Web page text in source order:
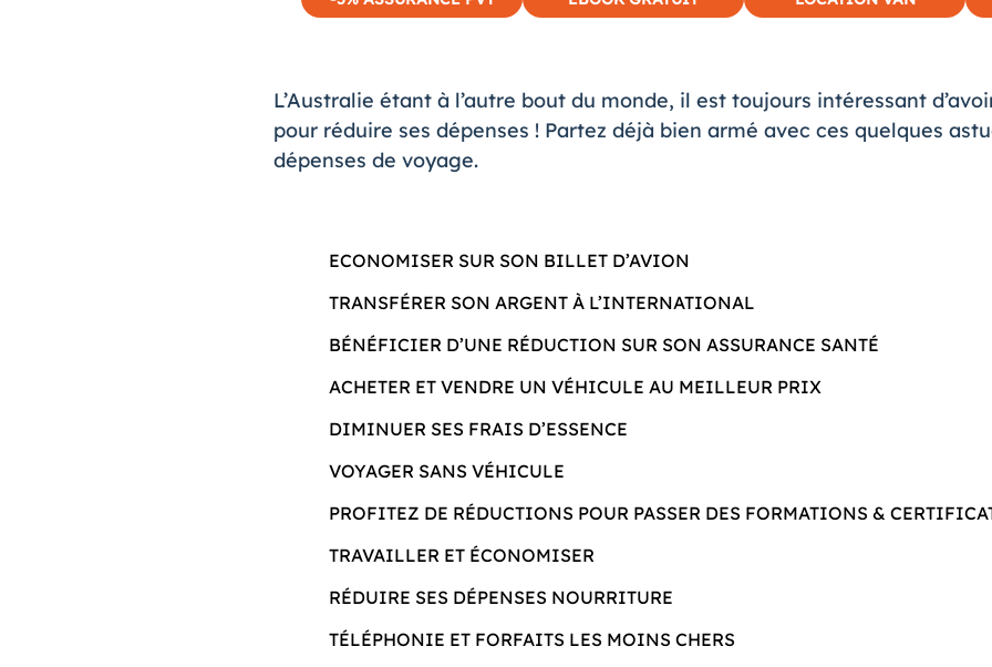
L’Australie étant à l’autre bout du monde, il est toujours intéressant
pour réduire ses dépenses ! Partez déjà bien armé avec ces quelques
dépenses de voyage.
ECONOMISER SUR SON BILLET D’AVION
TRANSFÉRER SON ARGENT À L’INTERNATIONAL
BÉNÉFICIER D’UNE RÉDUCTION SUR SON ASSURANCE SANTÉ
ACHETER ET VENDRE UN VÉHICULE AU MEILLEUR PRIX
DIMINUER SES FRAIS D’ESSENCE
VOYAGER SANS VÉHICULE
PROFITEZ DE RÉDUCTIONS POUR PASSER DES FORMATIONS &
TRAVAILLER ET ÉCONOMISER
RÉDUIRE SES DÉPENSES NOURRITURE
TÉLÉPHONIE ET FORFAITS LES MOINS CHERS